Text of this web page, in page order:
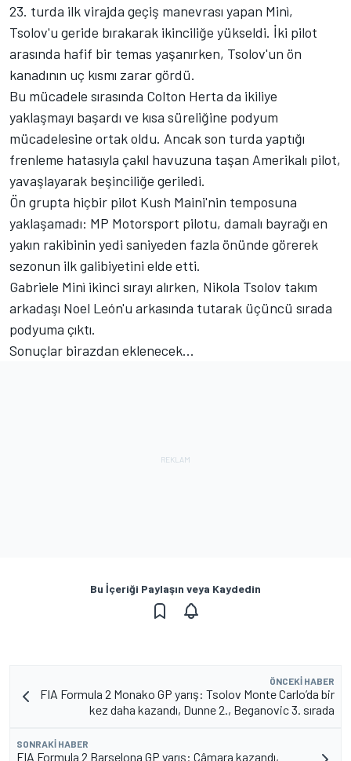
23. turda ilk virajda geçiş manevrası yapan Minì,
Tsolov'u geride bırakarak ikinciliğe yükseldi. İki pilot
arasında hafif bir temas yaşanırken, Tsolov'un ön
kanadının uç kısmı zarar gördü.
Bu mücadele sırasında Colton Herta da ikiliye
yaklaşmayı başardı ve kısa süreliğine podyum
mücadelesine ortak oldu. Ancak son turda yaptığı
frenleme hatasıyla çakıl havuzuna taşan Amerikalı pilot,
yavaşlayarak beşinciliğe geriledi.
Ön grupta hiçbir pilot Kush Maini'nin temposuna
yaklaşamadı: MP Motorsport pilotu, damalı bayrağı en
yakın rakibinin yedi saniyeden fazla önünde görerek
sezonun ilk galibiyetini elde etti.
Gabriele Minì ikinci sırayı alırken, Nikola Tsolov takım
arkadaşı Noel León'u arkasında tutarak üçüncü sırada
podyuma çıktı.
Sonuçlar birazdan eklenecek...
Bu İçeriği Paylaşın veya Kaydedin
ÖNCEKI HABER
FIA Formula 2 Monako GP yarış: Tsolov Monte Carlo’da bir
kez daha kazandı, Dunne 2., Beganovic 3. sırada
SONRAKI HABER
FIA Formula 2 Barselona GP yarış: Câmara kazandı,